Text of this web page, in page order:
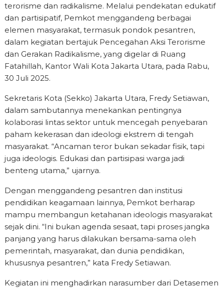
terorisme dan radikalisme. Melalui pendekatan edukatif
dan partisipatif, Pemkot menggandeng berbagai
elemen masyarakat, termasuk pondok pesantren,
dalam kegiatan bertajuk Pencegahan Aksi Terorisme
dan Gerakan Radikalisme, yang digelar di Ruang
Fatahillah, Kantor Wali Kota Jakarta Utara, pada Rabu,
30 Juli 2025.
Sekretaris Kota (Sekko) Jakarta Utara, Fredy Setiawan,
dalam sambutannya menekankan pentingnya
kolaborasi lintas sektor untuk mencegah penyebaran
paham kekerasan dan ideologi ekstrem di tengah
masyarakat. “Ancaman teror bukan sekadar fisik, tapi
juga ideologis. Edukasi dan partisipasi warga jadi
benteng utama,” ujarnya.
Dengan menggandeng pesantren dan institusi
pendidikan keagamaan lainnya, Pemkot berharap
mampu membangun ketahanan ideologis masyarakat
sejak dini. “Ini bukan agenda sesaat, tapi proses jangka
panjang yang harus dilakukan bersama-sama oleh
pemerintah, masyarakat, dan dunia pendidikan,
khususnya pesantren,” kata Fredy Setiawan.
Kegiatan ini menghadirkan narasumber dari Detasemen